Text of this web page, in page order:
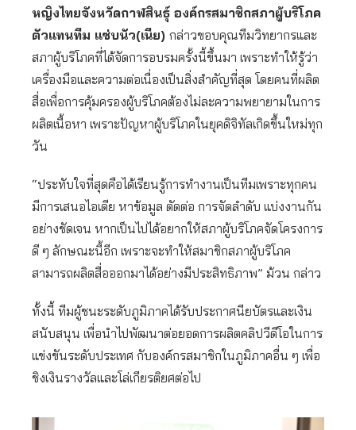
หญิงไทยจังหวัดกาฬสินธุ์ องค์กรสมาชิกสภาผู้บริโภค
ตัวแทนทีม แซ่บนัว(เนีย) กล่าวขอบคุณทีมวิทยากรและ
สภาผู้บริโภคที่ได้จัดการอบรมครั้งนี้ขึ้นมา เพราะทำให้รู้ว่า
เครื่องมือและความต่อเนื่องเป็นสิ่งสำคัญที่สุด โดยคนที่ผลิต
สื่อเพื่อการคุ้มครองผู้บริโภคต้องไม่ละความพยายามในการ
ผลิตเนื้อหา เพราะปัญหาผู้บริโภคในยุคดิจิทัลเกิดขึ้นใหม่ทุก
วัน
“ประทับใจที่สุดคือได้เรียนรู้การทำงานเป็นทีมเพราะทุกคน
มีการเสนอไอเดีย หาข้อมูล ตัดต่อ การจัดลำดับ แบ่งงานกัน
อย่างชัดเจน หากเป็นไปได้อยากให้สภาผู้บริโภคจัดโครงการ
ดี ๆ ลักษณะนี้อีก เพราะจะทำให้สมาชิกสภาผู้บริโภค
สามารถผลิตสื่อออกมาได้อย่างมีประสิทธิภาพ” ม้วน กล่าว
ทั้งนี้ ทีมผู้ชนะระดับภูมิภาคได้รับประกาศนียบัตรและเงิน
สนับสนุน เพื่อนำไปพัฒนาต่อยอดการผลิตคลิปวีดีโอในการ
แข่งขันระดับประเทศ กับองค์กรสมาชิกในภูมิภาคอื่น ๆ เพื่อ
ชิงเงินรางวัลและโล่เกียรติยศต่อไป